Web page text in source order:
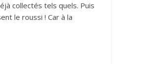
collectés tels quels. Puis
le roussi ! Car à la